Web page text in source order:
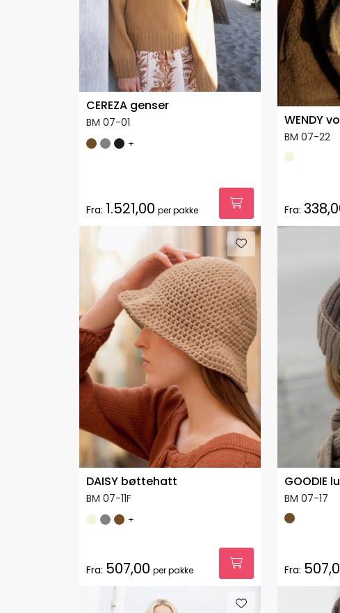
CEREZA genser
BM 07-01
+
Fra: 1.521,00 per pakke
WENDY
BM 07-22
Fra:
DAISY bøttehatt
BM 07-11F
+
Fra: 507,00 per pakke
GOODIE
BM 07-17
Fra: